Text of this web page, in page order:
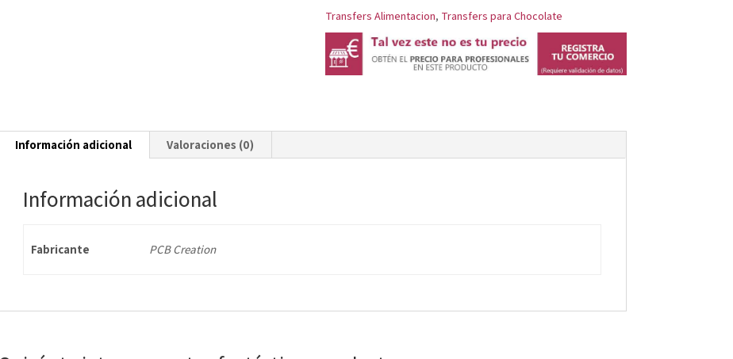
40X25
CM
cantidad
Transfers Alimentacion, Transfers para Chocolate
Información adicional Valoraciones (0)
Información adicional
Fabricante PCB Creation